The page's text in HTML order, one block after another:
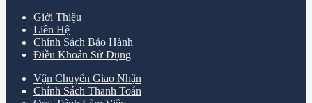
Giới Thiệu
Liên Hệ
Chính Sách Bảo Hành
Điều Khoản Sử Dụng
Vận Chuyển Giao Nhận
Chính Sách Thanh Toán